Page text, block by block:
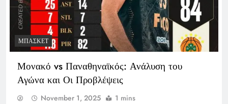
ΜΠΆΣΚΕΤ
Μονακό vs Παναθηναϊκός: Ανάλυση του
Αγώνα και Οι Προβλέψεις
November 1, 2025 1 mins